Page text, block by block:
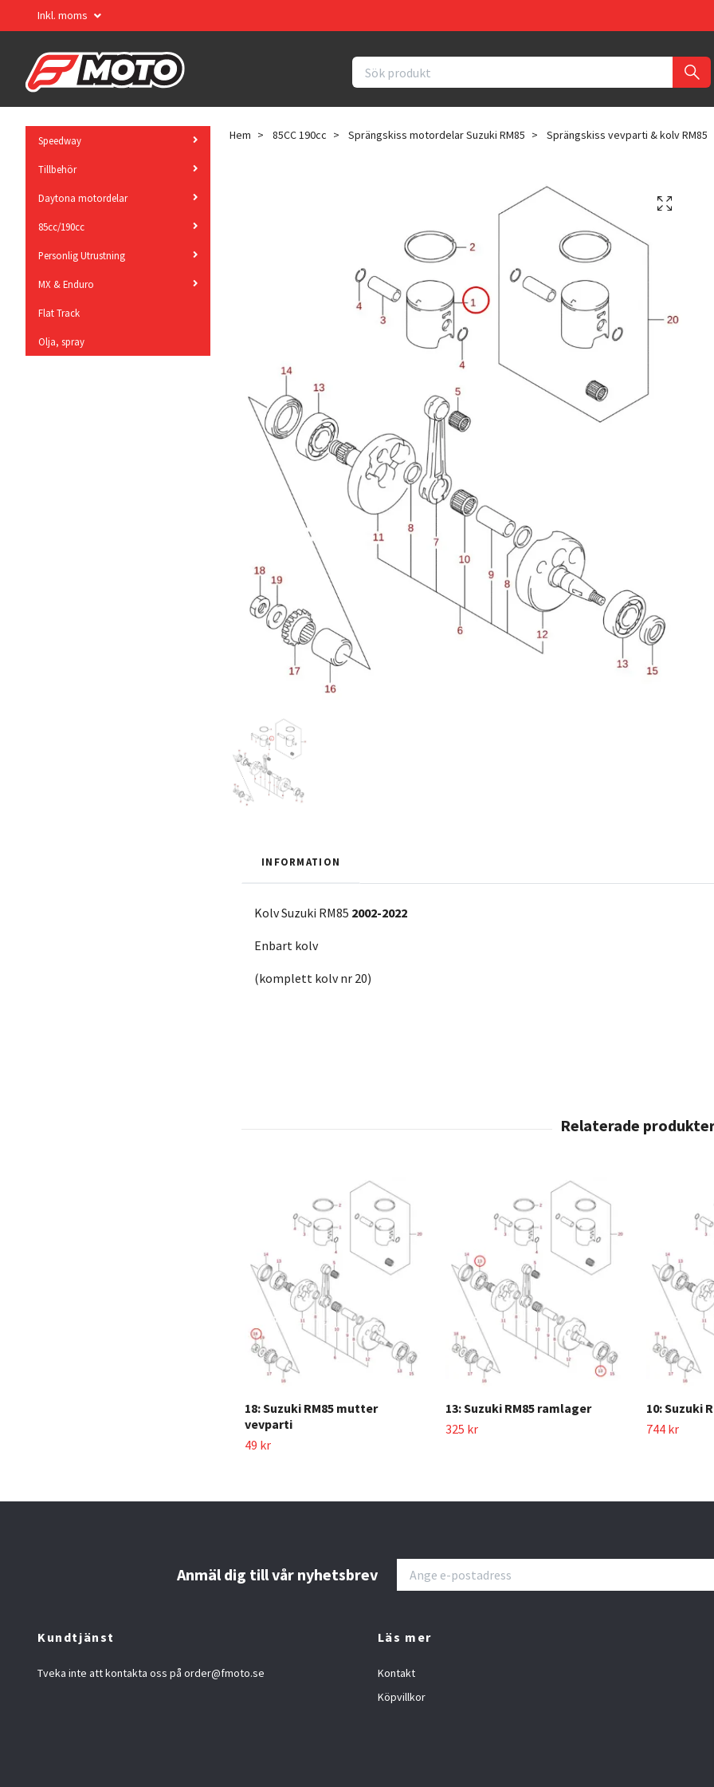
Inkl. moms
Speedway
Tillbehör
Daytona motordelar
85cc/190cc
Personlig Utrustning
MX & Enduro
Flat Track
Olja, spray
Hem 85CC 190cc Sprängskiss motordelar Suzuki RM85 Sprängskiss vevparti & kolv RM85
INFORMATION
Kolv Suzuki RM85 2002-2022
Enbart kolv
(komplett kolv nr 20)
18: Suzuki RM85 mutter
vevparti
49 kr
13: Suzuki RM85 ramlager
325 kr
10: Suzuki
744 kr
Anmäl dig till vår nyhetsbrev
Kundtjänst
Tveka inte att kontakta oss på order@fmoto.se
Läs mer
Kontakt
Köpvillkor